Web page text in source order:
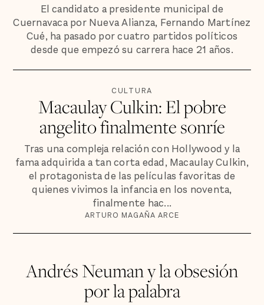
El candidato a presidente municipal de
Cuernavaca por Nueva Alianza, Fernando Martínez
Cué, ha pasado por cuatro partidos políticos
desde que empezó su carrera hace 21 años.
CULTURA
Macaulay Culkin: El pobre
angelito finalmente sonríe
Tras una compleja relación con Hollywood y la
fama adquirida a tan corta edad, Macaulay Culkin,
el protagonista de las películas favoritas de
quienes vivimos la infancia en los noventa,
finalmente hac...
ARTURO MAGAÑA ARCE
Andrés Neuman y la obsesión
por la palabra